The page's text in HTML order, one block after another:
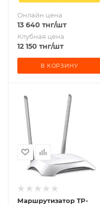
Онлайн цена
13 640 тнг/шт
Клубная цена
12 150 тнг/шт
В КОРЗИНУ
Маршрутизатор TP-